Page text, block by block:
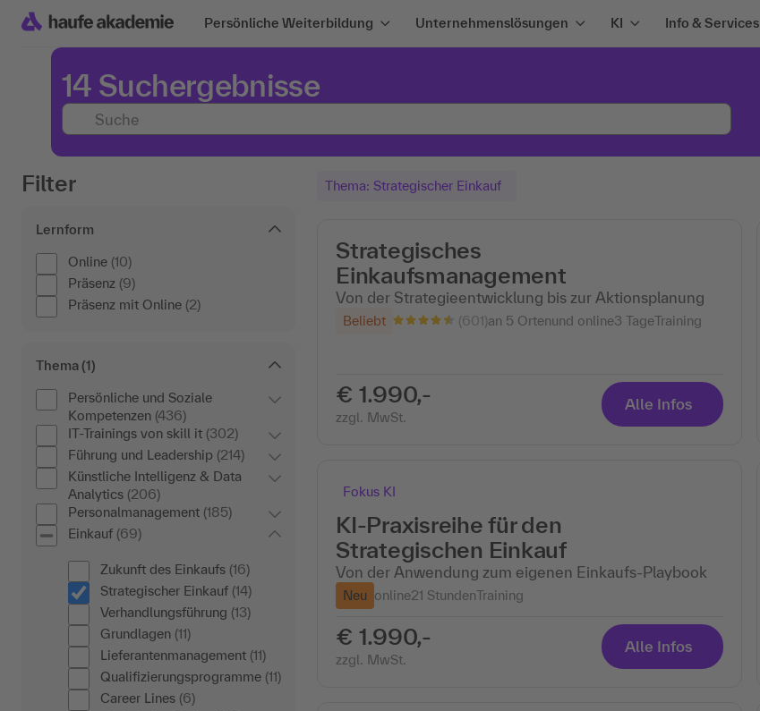
Persönliche Weiterbildung Unternehmenslösungen KI Info & Services
14 Suchergebnisse
Filter
Lernform
Online (10)
Präsenz (9)
Präsenz mit Online (2)
Thema(1)
Persönliche und Soziale
Kompetenzen (436)
IT-Trainings von skill it (302)
Führung und Leadership (214)
Künstliche Intelligenz & Data
Analytics (206)
Personalmanagement (185)
Einkauf (69)
Zukunft des Einkaufs (16)
Strategischer Einkauf (14)
Verhandlungsführung (13)
Grundlagen (11)
Lieferantenmanagement (11)
Qualifizierungsprogramme (11)
Career Lines (6)
Thema: Strategischer Einkauf
Strategisches
Einkaufsmanagement
Von der Strategieentwicklung bis zur Aktionsplanung
Beliebt (601)an 5 Ortenund online3 TageTraining
€ 1.990,-
zzgl. MwSt.
Alle Infos
Fokus KI
KI-Praxisreihe für den
Strategischen Einkauf
Von der Anwendung zum eigenen Einkaufs-Playbook
Neu online21 StundenTraining
€ 1.990,-
zzgl. MwSt.
Alle Infos